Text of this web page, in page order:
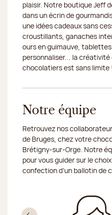
plaisir. Notre boutique Jeff
dans un écrin de
une idées cadeaux sans
croustillants, ganaches
ours en guimauve,
personnaliser... la
chocolatiers est sans limite !
Notre équipe
Retrouvez nos
de Bruges, chez votre
Brétigny-sur-Orge. Notre
pour vous guider sur le
confection d’un ballotin de